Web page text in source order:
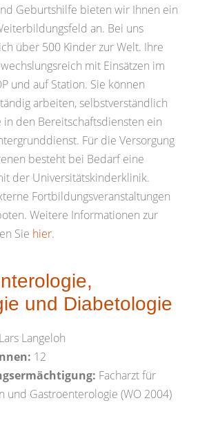
Geburtshilfe bieten wir Ihnen ein
an. Bei uns
über 500 Kinder zur Welt. Ihre
mit Einsätzen im
und auf Station. Sie können
arbeiten, selbstverständlich
in den Bereitschaftsdiensten ein
Für die Versorgung
besteht bei Bedarf eine
der Universitätskinderklinik.
Fortbildungsveranstaltungen
Weitere Informationen zur
Sie hier.
und Diabetologie
Langeloh
12
Facharzt für
und Gastroenterologie (WO 2004)